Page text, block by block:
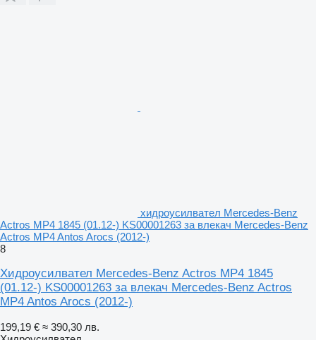
хидроусилвател Mercedes-Benz
Actros MP4 1845 (01.12-) KS00001263 за влекач Mercedes-Benz
Actros MP4 Antos Arocs (2012-)
8
Хидроусилвател Mercedes-Benz Actros MP4 1845
(01.12-) KS00001263 за влекач Mercedes-Benz Actros
MP4 Antos Arocs (2012-)
199,19 € ≈ 390,30 лв.